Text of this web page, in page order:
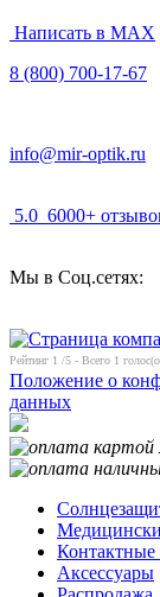
Написать в MAX
8 (800) 700-17-67
info@mir-optik.ru
5.0 6000+
Мы в Соц.сетях:
Рейтинг 1 /5 - Всего 1
Положение о
данных
Аксессуары